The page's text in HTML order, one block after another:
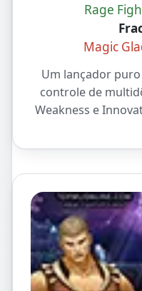
Rage
Magic
Um lançador
controle de
Weakness e